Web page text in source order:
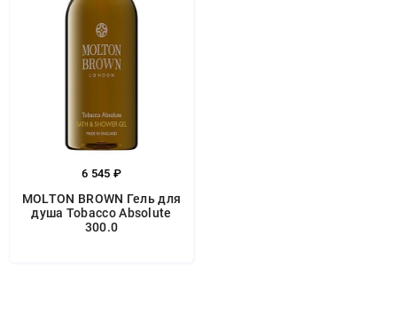
6 545 ₽
MOLTON BROWN Гель для
душа Tobacco Absolute
300.0